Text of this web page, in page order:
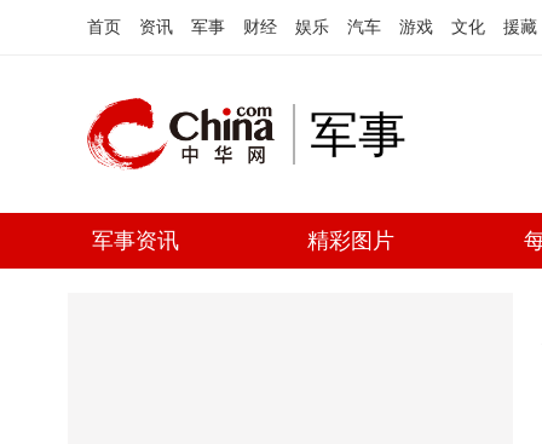
首页 资讯 军事 财经 娱乐 汽车 游戏 文化 援藏
军事
军事资讯 精彩图片